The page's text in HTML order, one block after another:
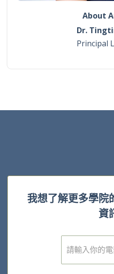
About
Dr.
Principal
我想了解更多學院
資
電
子